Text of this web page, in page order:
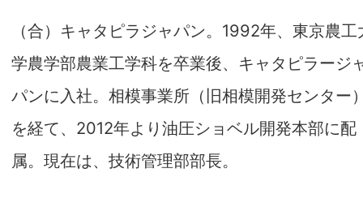
（合）キャタピラジャパン。1992年、東京農工
学農学部農業工学科を卒業後、キャタピラージ
パンに入社。相模事業所（旧相模開発センター
を経て、2012年より油圧ショベル開発本部に配
属。現在は、技術管理部部長。